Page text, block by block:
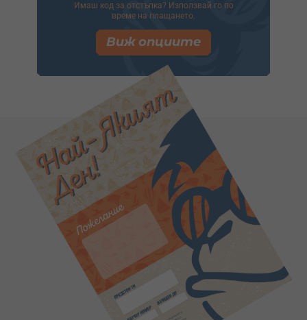
Имаш код за отстъпка? Използвай го по
време на плащането.
Виж опциите